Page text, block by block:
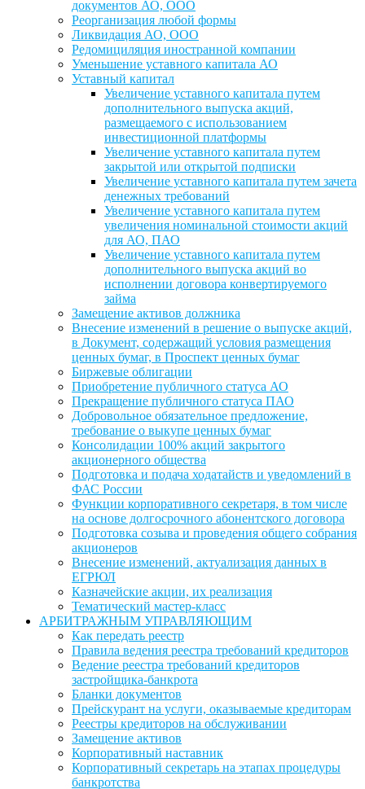
документов АО, ООО
Реорганизация любой формы
Ликвидация АО, ООО
Редомициляция иностранной компании
Уменьшение уставного капитала АО
Уставный капитал
Увеличение уставного капитала путем
дополнительного выпуска акций,
размещаемого с использованием
инвестиционной платформы
Увеличение уставного капитала путем
закрытой или открытой подписки
Увеличение уставного капитала путем зачета
денежных требований
Увеличение уставного капитала путем
увеличения номинальной стоимости акций
для АО, ПАО
Увеличение уставного капитала путем
дополнительного выпуска акций во
исполнении договора конвертируемого
займа
Замещение активов должника
Внесение изменений в решение о выпуске акций,
в Документ, содержащий условия размещения
ценных бумаг, в Проспект ценных бумаг
Биржевые облигации
Приобретение публичного статуса АО
Прекращение публичного статуса ПАО
Добровольное обязательное предложение,
требование о выкупе ценных бумаг
Консолидации 100% акций закрытого
акционерного общества
Подготовка и подача ходатайств и уведомлений в
ФАС России
Функции корпоративного секретаря, в том числе
на основе долгосрочного абонентского договора
Подготовка созыва и проведения общего собрания
акционеров
Внесение изменений, актуализация данных в
ЕГРЮЛ
Казначейские акции, их реализация
Тематический мастер-класс
АРБИТРАЖНЫМ УПРАВЛЯЮЩИМ
Как передать реестр
Правила ведения реестра требований кредиторов
Ведение реестра требований кредиторов
застройщика-банкрота
Бланки документов
Прейскурант на услуги, оказываемые кредиторам
Реестры кредиторов на обслуживании
Замещение активов
Корпоративный наставник
Корпоративный секретарь на этапах процедуры
банкротства